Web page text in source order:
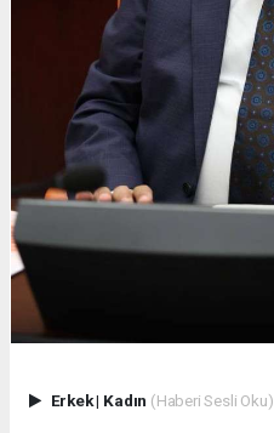
Erkek| Kadın (Haberi Sesli Oku)